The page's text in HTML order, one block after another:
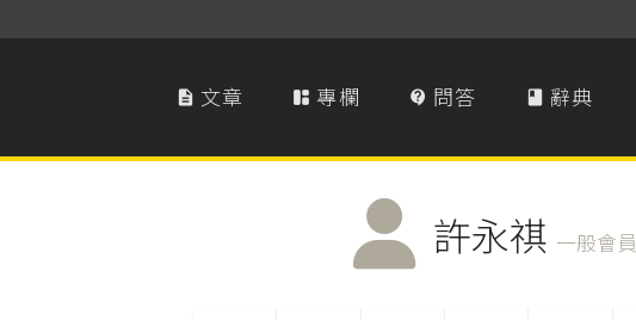
 文章  專欄  問答  辭典
許永祺 一般會員